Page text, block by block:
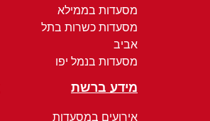
מסעדות בממילא
מסעדות כשרות בתל
אביב
מסעדות בנמל יפו
מידע ברשת
אירועים במסעדות